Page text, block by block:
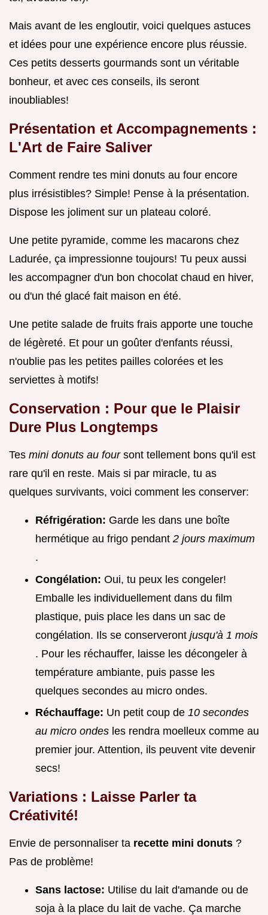
Mais avant de les engloutir, voici quelques astuces
et idées pour une expérience encore plus réussie.
Ces petits desserts gourmands sont un véritable
bonheur, et avec ces conseils, ils seront
inoubliables!
Présentation et Accompagnements :
L'Art de Faire Saliver
Comment rendre tes mini donuts au four encore
plus irrésistibles? Simple! Pense à la présentation.
Dispose les joliment sur un plateau coloré.
Une petite pyramide, comme les macarons chez
Ladurée, ça impressionne toujours! Tu peux aussi
les accompagner d'un bon chocolat chaud en hiver,
ou d'un thé glacé fait maison en été.
Une petite salade de fruits frais apporte une touche
de légèreté. Et pour un goûter d'enfants réussi,
n'oublie pas les petites pailles colorées et les
serviettes à motifs!
Conservation : Pour que le Plaisir
Dure Plus Longtemps
Tes mini donuts au four sont tellement bons qu'il est
rare qu'il en reste. Mais si par miracle, tu as
quelques survivants, voici comment les conserver:
Réfrigération: Garde les dans une boîte
hermétique au frigo pendant 2 jours maximum
.
Congélation: Oui, tu peux les congeler!
Emballe les individuellement dans du film
plastique, puis place les dans un sac de
congélation. Ils se conserveront jusqu'à 1 mois
. Pour les réchauffer, laisse les décongeler à
température ambiante, puis passe les
quelques secondes au micro ondes.
Réchauffage: Un petit coup de 10 secondes
au micro ondes les rendra moelleux comme au
premier jour. Attention, ils peuvent vite devenir
secs!
Variations : Laisse Parler ta
Créativité!
Envie de personnaliser ta recette mini donuts ?
Pas de problème!
Sans lactose: Utilise du lait d'amande ou de
soja à la place du lait de vache. Ça marche